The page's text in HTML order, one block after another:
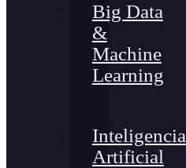
Big Data
&
Machine
Learning
Inteligencia
Artificial